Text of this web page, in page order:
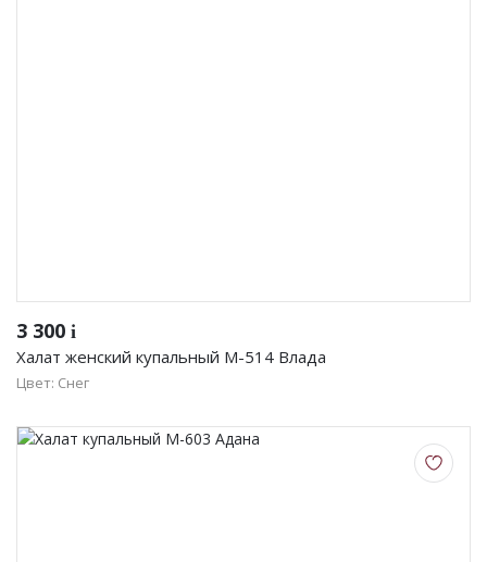
3 300 i
Халат женский купальный М-514 Влада
Цвет: Снег